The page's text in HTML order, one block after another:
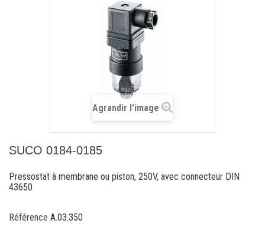
Agrandir l'image
SUCO 0184-0185
Pressostat à membrane ou piston, 250V, avec connecteur DIN
43650
Référence A.03.350